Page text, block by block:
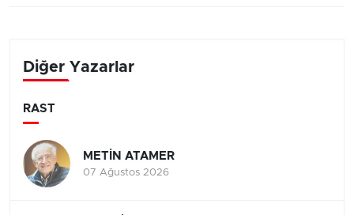
Diğer Yazarlar
RAST
METİN ATAMER
07 Ağustos 2026